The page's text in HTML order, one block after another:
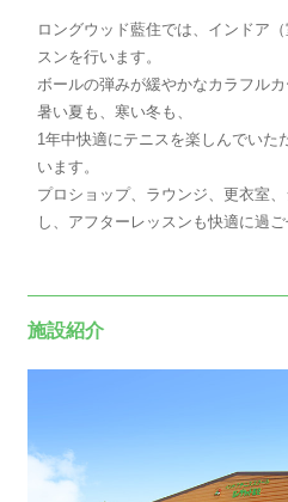
ロングウッド藍住では、インドア
スンを行います。
ボールの弾みが緩やかなカラフル
暑い夏も、寒い冬も、
1年中快適にテニスを楽しんでいた
います。
プロショップ、ラウンジ、更衣室
し、アフターレッスンも快適に過ご
施設紹介